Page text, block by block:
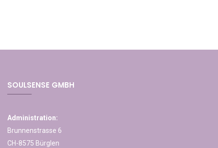
SOULSENSE GMBH
Administration:
Brunnenstrasse 6
CH-8575 Bürglen